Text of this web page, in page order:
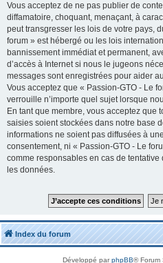
Vous acceptez de ne pas publier de
diffamatoire, choquant, menaçant, à
peut transgresser les lois de votre pays,
forum » est hébergé ou les lois
bannissement immédiat et permanent,
d’accès à Internet si nous le jugeons
messages sont enregistrées pour aider
Vous acceptez que « Passion-GTO - Le
verrouille n’importe quel sujet lorsque
En tant que membre, vous acceptez que
saisies soient stockées dans notre base
informations ne soient pas diffusées à
consentement, ni « Passion-GTO - Le
comme responsables en cas de
les données.
Index du forum
Développé parphpBB® Forum